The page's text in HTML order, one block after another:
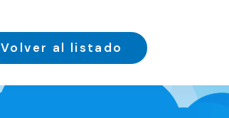
Volver al listado